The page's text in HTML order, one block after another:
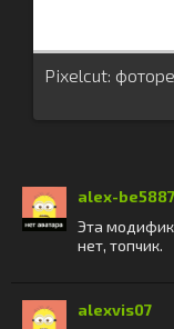
Pixelcut:
alex-
Эта
нет, топчик.
alexvis07